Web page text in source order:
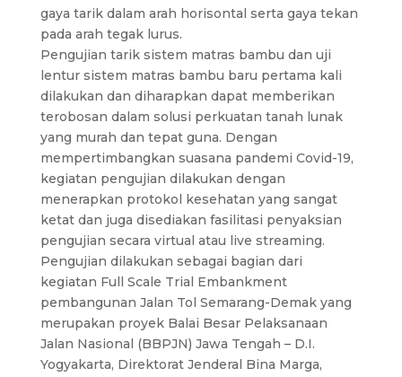
gaya tarik dalam arah horisontal serta gaya tekan
pada arah tegak lurus.
Pengujian tarik sistem matras bambu dan uji
lentur sistem matras bambu baru pertama kali
dilakukan dan diharapkan dapat memberikan
terobosan dalam solusi perkuatan tanah lunak
yang murah dan tepat guna. Dengan
mempertimbangkan suasana pandemi Covid-19,
kegiatan pengujian dilakukan dengan
menerapkan protokol kesehatan yang sangat
ketat dan juga disediakan fasilitasi penyaksian
pengujian secara virtual atau live streaming.
Pengujian dilakukan sebagai bagian dari
kegiatan Full Scale Trial Embankment
pembangunan Jalan Tol Semarang-Demak yang
merupakan proyek Balai Besar Pelaksanaan
Jalan Nasional (BBPJN) Jawa Tengah – D.I.
Yogyakarta, Direktorat Jenderal Bina Marga,